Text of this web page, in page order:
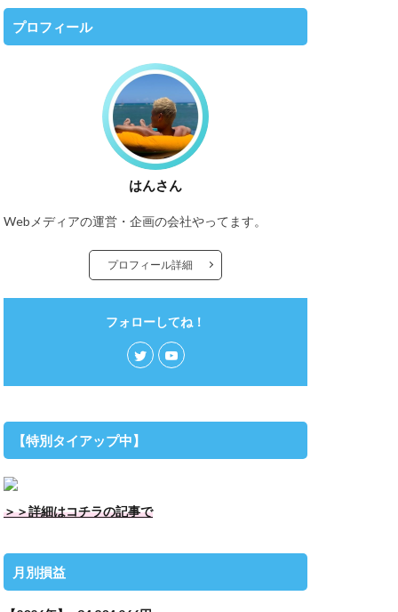
プロフィール
はんさん
Webメディアの運営・企画の会社やってます。
プロフィール詳細
フォローしてね！
【特別タイアップ中】
＞＞詳細はコチラの記事で
月別損益